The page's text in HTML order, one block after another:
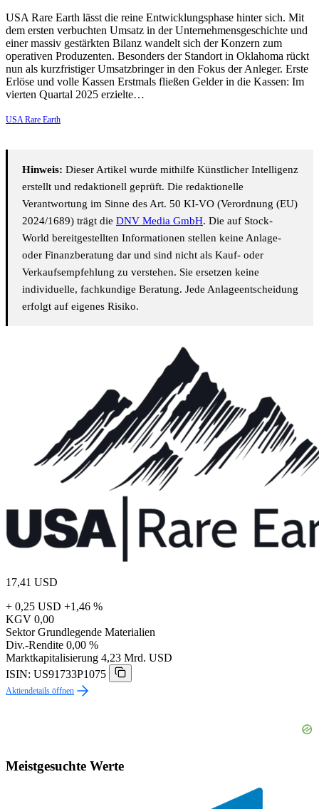
USA Rare Earth lässt die reine Entwicklungsphase hinter sich. Mit
dem ersten verbuchten Umsatz in der Unternehmensgeschichte und
einer massiv gestärkten Bilanz wandelt sich der Konzern zum
operativen Produzenten. Besonders der Standort in Oklahoma rückt
nun als kurzfristiger Umsatzbringer in den Fokus der Anleger. Erste
Erlöse und volle Kassen Erstmals fließen Gelder in die Kassen: Im
vierten Quartal 2025 erzielte…
USA Rare Earth
Hinweis: Dieser Artikel wurde mithilfe Künstlicher Intelligenz
erstellt und redaktionell geprüft. Die redaktionelle
Verantwortung im Sinne des Art. 50 KI-VO (Verordnung (EU)
2024/1689) trägt die DNV Media GmbH. Die auf Stock-
World bereitgestellten Informationen stellen keine Anlage-
oder Finanzberatung dar und sind nicht als Kauf- oder
Verkaufsempfehlung zu verstehen. Sie ersetzen keine
individuelle, fachkundige Beratung. Jede Anlageentscheidung
erfolgt auf eigenes Risiko.
17,41 USD
+ 0,25 USD +1,46 %
KGV 0,00
Sektor Grundlegende Materialien
Div.-Rendite 0,00 %
Marktkapitalisierung 4,23 Mrd. USD
ISIN: US91733P1075
Aktiendetails öffnen
Meistgesuchte Werte